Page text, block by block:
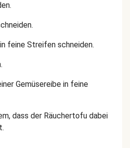
feine Streifen schneiden.
Gemüsereibe in feine
dass der Räuchertofu dabei